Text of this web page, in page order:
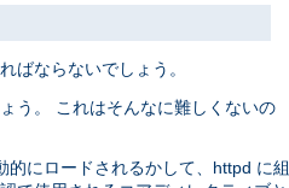
ばならないでしょう。
う。 これはそんなに難しくないの
にロードされるかして、httpd に組